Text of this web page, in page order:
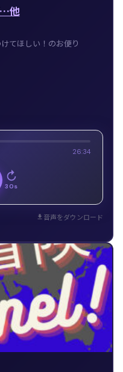
…他
てほしい！のお便り
26:34
30s
音声をダウンロード